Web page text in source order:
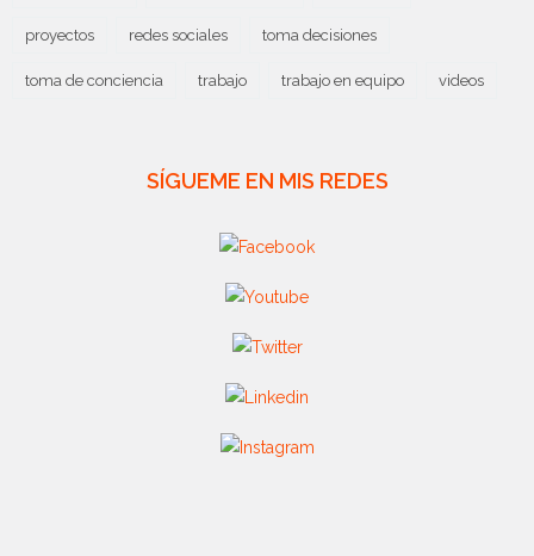
proyectos redes sociales toma decisiones
toma de conciencia trabajo trabajo en equipo videos
SÍGUEME EN MIS REDES